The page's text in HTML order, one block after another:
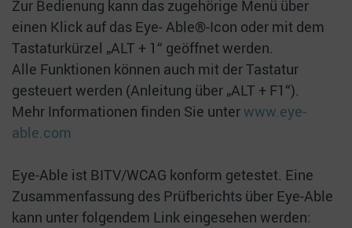
Zur Bedienung kann das zugehörige Menü über
einen Klick auf das Eye- Able®-Icon oder mit dem
Tastaturkürzel „ALT + 1“ geöffnet werden.
Alle Funktionen können auch mit der Tastatur
gesteuert werden (Anleitung über „ALT + F1“).
Mehr Informationen finden Sie unter www.eye-
able.com
Eye-Able ist BITV/WCAG konform getestet. Eine
Zusammenfassung des Prüfberichts über Eye-Able
kann unter folgendem Link eingesehen werden: